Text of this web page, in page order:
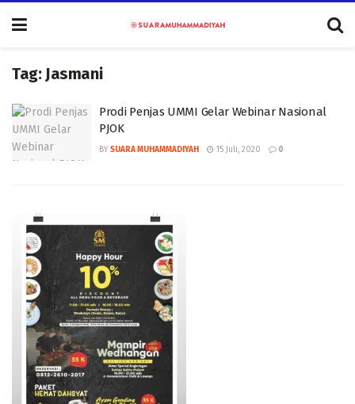
Tag: Jasmani
Prodi Penjas UMMI Gelar Webinar Nasional
PJOK
BY SUARA MUHAMMADIYAH 15 Juli, 2020 0